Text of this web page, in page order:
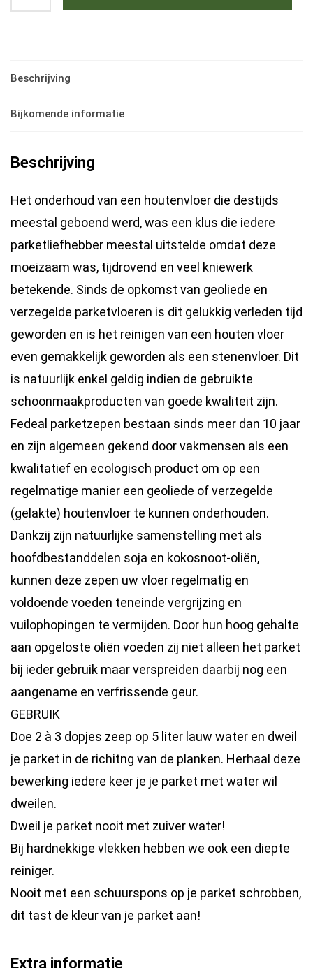
Parket
Naturel
hoeveelheid
Beschrijving
Bijkomende informatie
Beschrijving
Het onderhoud van een houtenvloer die destijds
meestal geboend werd, was een klus die iedere
parketliefhebber meestal uitstelde omdat deze
moeizaam was, tijdrovend en veel kniewerk
betekende. Sinds de opkomst van geoliede en
verzegelde parketvloeren is dit gelukkig verleden tijd
geworden en is het reinigen van een houten vloer
even gemakkelijk geworden als een stenenvloer. Dit
is natuurlijk enkel geldig indien de gebruikte
schoonmaakproducten van goede kwaliteit zijn.
Fedeal parketzepen bestaan sinds meer dan 10 jaar
en zijn algemeen gekend door vakmensen als een
kwalitatief en ecologisch product om op een
regelmatige manier een geoliede of verzegelde
(gelakte) houtenvloer te kunnen onderhouden.
Dankzij zijn natuurlijke samenstelling met als
hoofdbestanddelen soja en kokosnoot-oliën,
kunnen deze zepen uw vloer regelmatig en
voldoende voeden teneinde vergrijzing en
vuilophopingen te vermijden. Door hun hoog gehalte
aan opgeloste oliën voeden zij niet alleen het parket
bij ieder gebruik maar verspreiden daarbij nog een
aangename en verfrissende geur.
GEBRUIK
Doe 2 à 3 dopjes zeep op 5 liter lauw water en dweil
je parket in de richitng van de planken. Herhaal deze
bewerking iedere keer je je parket met water wil
dweilen.
Dweil je parket nooit met zuiver water!
Bij hardnekkige vlekken hebben we ook een diepte
reiniger.
Nooit met een schuurspons op je parket schrobben,
dit tast de kleur van je parket aan!
Extra informatie